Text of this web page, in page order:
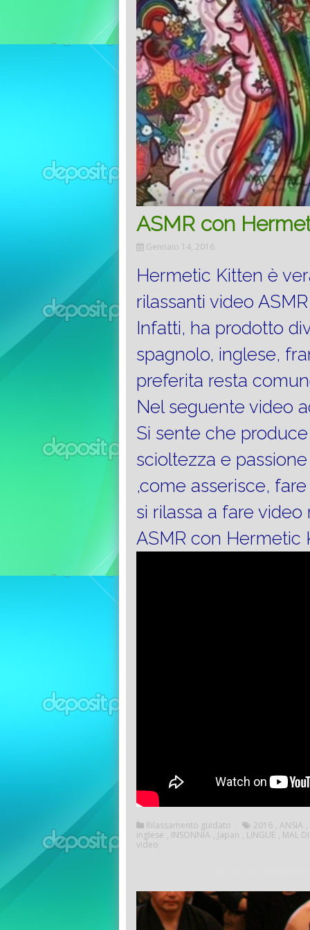
ASMR con
Gennaio 14, 2016
Hermetic Kitten è
rilassanti video
Infatti, ha prodotto
spagnolo, inglese,
preferita resta
Nel seguente video
Si sente che
scioltezza e
,come asserisce,
si rilassa a fare video
ASMR con Hermetic
Rilassamento guidato 2016 , ANSIA ,
inglese , INSONNIA , Japan , LINGUE , MAL
video